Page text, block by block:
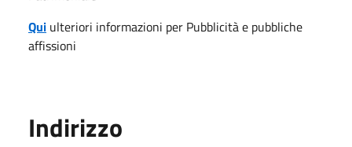
Qui ulteriori informazioni per Pubblicità e pubbliche
affissioni
Indirizzo